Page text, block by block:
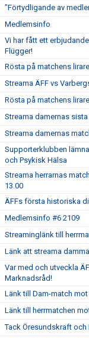
”Förtydligande av
Medlemsinfo
Vi har fått ett
Flügger!
Rösta på matchens
Streama ÄFF vs
Rösta på matchens
Streama damernas
Streama damernas
Supporterklubben
och Psykisk Hälsa
Streama herrarnas
13.00
ÄFFs första historiska
Medlemsinfo #6 2109
Streaminglänk till
Länk att streama
Var med och utveckla
Marknadsråd!
Länk till Dam-match
Länk till herrmatchen
Tack Öresundskraft och